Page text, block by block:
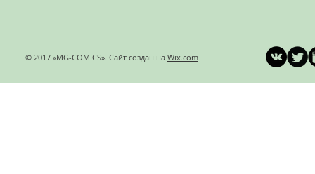
© 2017 «MG-COMICS». Сайт создан на Wix.com